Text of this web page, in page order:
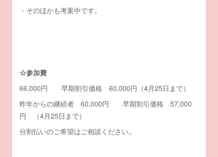
・そのほかも考案中です。
☆参加費
66,000円 早期割引価格 60,000円（4月25日まで）
昨年からの継続者 60,000円 早期割引価格 57,000
円 （4月25日まで）
分割払いのご希望はご相談ください。